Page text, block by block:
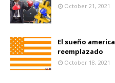
October 21, 2021
El sueño
reemplazado
October 18, 2021